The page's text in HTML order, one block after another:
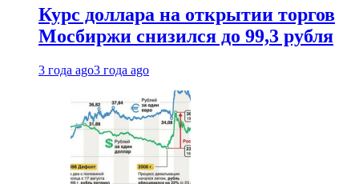
Курс доллара на открытии торгов
Мосбиржи снизился до 99,3 рубля
3 года ago3 года ago